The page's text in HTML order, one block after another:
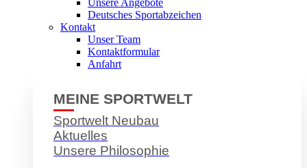
Unsere Angebote
Deutsches Sportabzeichen
Kontakt
Unser Team
Kontaktformular
Anfahrt
MEINE SPORTWELT
Sportwelt Neubau
Aktuelles
Unsere Philosophie